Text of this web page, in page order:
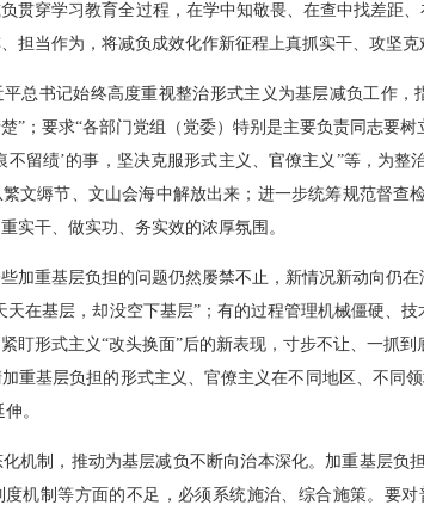
贯穿学习教育全过程，在学中知敬畏、在查中找差距
担当作为，将减负成效化作新征程上真抓实干、攻坚克
平总书记始终高度重视整治形式主义为基层减负工作
”；要求“各部门党组（党委）特别是主要负责同志要
不留绩’的事，坚决克服形式主义、官僚主义”等，为
文缛节、文山会海中解放出来；进一步统筹规范督
实干、做实功、务实效的浓厚氛围。
加重基层负担的问题仍然屡禁不止，新情况新动向仍
天在基层，却没空下基层”；有的过程管理机械僵硬
盯形式主义“改头换面”后的新表现，寸步不让、一抓
重基层负担的形式主义、官僚主义在不同地区、不同
。
机制，推动为基层减负不断向治本深化。加重基层
机制等方面的不足，必须系统施治、综合施策。要